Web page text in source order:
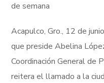
de semana
Acapulco, Gro., 12 de
que preside Abelina
Coordinación General de
reitera el llamado a la